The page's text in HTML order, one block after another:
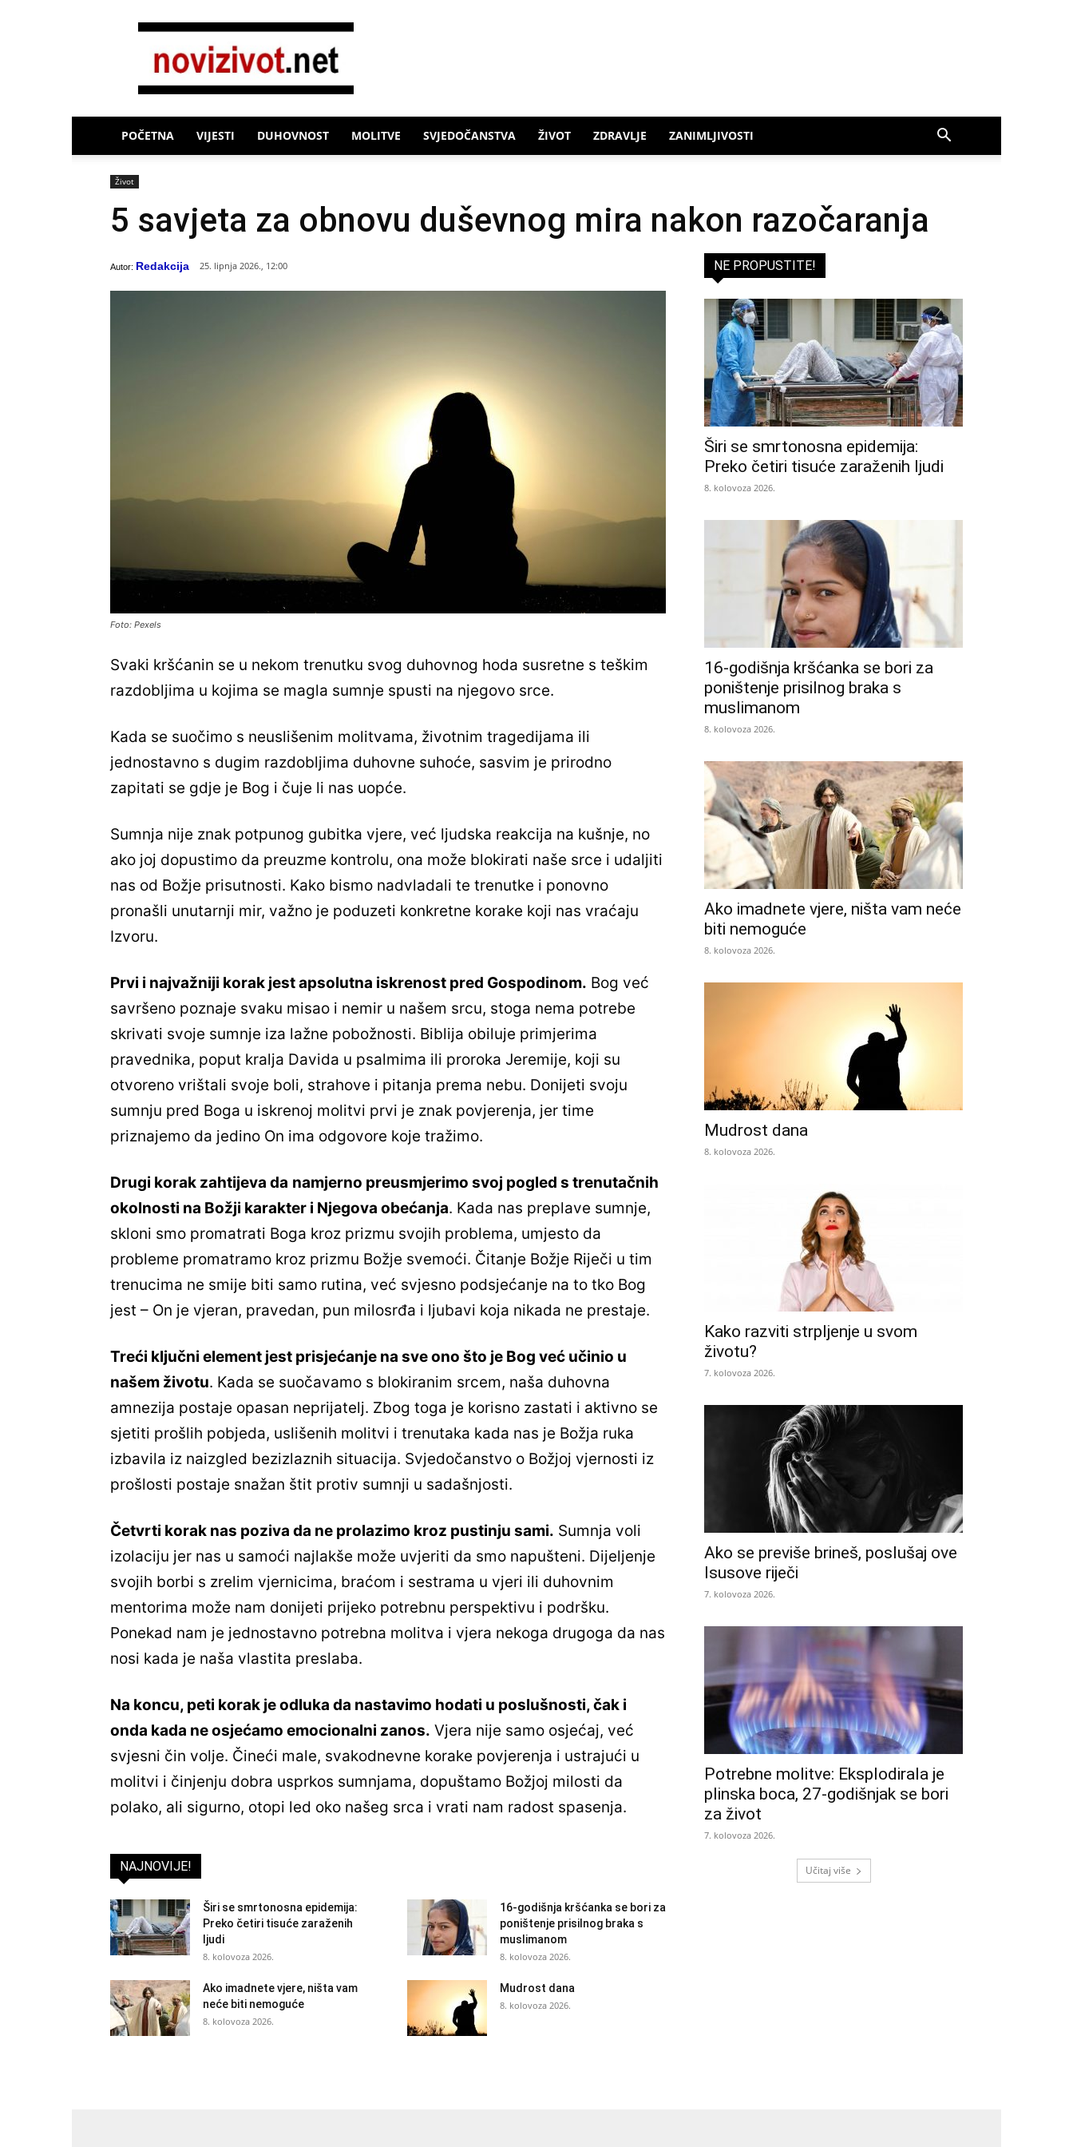
Novi
POČETNA VIJESTI DUHOVNOST MOLITVE SVJEDOČANSTVA ŽIVOT ZDRAVLJE ZANIMLJIVOSTI
Život
5 savjeta za obnovu duševnog mira nakon razočaranja
Autor: Redakcija 25. lipnja 2026., 12:00
Foto: Pexels
Svaki kršćanin se u nekom trenutku svog duhovnog hoda susretne s teškim
razdobljima u kojima se magla sumnje spusti na njegovo srce.
Kada se suočimo s neuslišenim molitvama, životnim tragedijama ili
jednostavno s dugim razdobljima duhovne suhoće, sasvim je prirodno
zapitati se gdje je Bog i čuje li nas uopće.
Sumnja nije znak potpunog gubitka vjere, već ljudska reakcija na kušnje, no
ako joj dopustimo da preuzme kontrolu, ona može blokirati naše srce i udaljiti
nas od Božje prisutnosti. Kako bismo nadvladali te trenutke i ponovno
pronašli unutarnji mir, važno je poduzeti konkretne korake koji nas vraćaju
Izvoru.
Prvi i najvažniji korak jest apsolutna iskrenost pred Gospodinom. Bog već
savršeno poznaje svaku misao i nemir u našem srcu, stoga nema potrebe
skrivati svoje sumnje iza lažne pobožnosti. Biblija obiluje primjerima
pravednika, poput kralja Davida u psalmima ili proroka Jeremije, koji su
otvoreno vrištali svoje boli, strahove i pitanja prema nebu. Donijeti svoju
sumnju pred Boga u iskrenoj molitvi prvi je znak povjerenja, jer time
priznajemo da jedino On ima odgovore koje tražimo.
Drugi korak zahtijeva da namjerno preusmjerimo svoj pogled s trenutačnih
okolnosti na Božji karakter i Njegova obećanja. Kada nas preplave sumnje,
skloni smo promatrati Boga kroz prizmu svojih problema, umjesto da
probleme promatramo kroz prizmu Božje svemoći. Čitanje Božje Riječi u tim
trenucima ne smije biti samo rutina, već svjesno podsjećanje na to tko Bog
jest – On je vjeran, pravedan, pun milosrđa i ljubavi koja nikada ne prestaje.
Treći ključni element jest prisjećanje na sve ono što je Bog već učinio u
našem životu. Kada se suočavamo s blokiranim srcem, naša duhovna
amnezija postaje opasan neprijatelj. Zbog toga je korisno zastati i aktivno se
sjetiti prošlih pobjeda, uslišenih molitvi i trenutaka kada nas je Božja ruka
izbavila iz naizgled bezizlaznih situacija. Svjedočanstvo o Božjoj vjernosti iz
prošlosti postaje snažan štit protiv sumnji u sadašnjosti.
Četvrti korak nas poziva da ne prolazimo kroz pustinju sami. Sumnja voli
izolaciju jer nas u samoći najlakše može uvjeriti da smo napušteni. Dijeljenje
svojih borbi s zrelim vjernicima, braćom i sestrama u vjeri ili duhovnim
mentorima može nam donijeti prijeko potrebnu perspektivu i podršku.
Ponekad nam je jednostavno potrebna molitva i vjera nekoga drugoga da nas
nosi kada je naša vlastita preslaba.
Na koncu, peti korak je odluka da nastavimo hodati u poslušnosti, čak i
onda kada ne osjećamo emocionalni zanos. Vjera nije samo osjećaj, već
svjesni čin volje. Čineći male, svakodnevne korake povjerenja i ustrajući u
molitvi i činjenju dobra usprkos sumnjama, dopuštamo Božjoj milosti da
polako, ali sigurno, otopi led oko našeg srca i vrati nam radost spasenja.
NAJNOVIJE!
Širi se smrtonosna epidemija:
Preko četiri tisuće zaraženih
ljudi
8. kolovoza 2026.
16-godišnja kršćanka se bori za
poništenje prisilnog braka s
muslimanom
8. kolovoza 2026.
Ako imadnete vjere, ništa vam
neće biti nemoguće
8. kolovoza 2026.
Mudrost dana
8. kolovoza 2026.
NE PROPUSTITE!
Širi se smrtonosna epidemija:
Preko četiri tisuće zaraženih ljudi
8. kolovoza 2026.
16-godišnja kršćanka se bori za
poništenje prisilnog braka s
muslimanom
8. kolovoza 2026.
Ako imadnete vjere, ništa vam neće
biti nemoguće
8. kolovoza 2026.
Mudrost dana
8. kolovoza 2026.
Kako razviti strpljenje u svom
životu?
7. kolovoza 2026.
Ako se previše brineš, poslušaj ove
Isusove riječi
7. kolovoza 2026.
Potrebne molitve: Eksplodirala je
plinska boca, 27-godišnjak se bori
za život
7. kolovoza 2026.
Učitaj više